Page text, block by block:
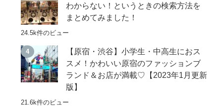
わからない！というときの検索方法を
まとめてみました！
24.5k件のビュー
【原宿・渋谷】小学生・中高生におス
スメ！かわいい原宿のファッションブ
ランド＆お店が満載♡【2023年1月更新
版】
21.6k件のビュー